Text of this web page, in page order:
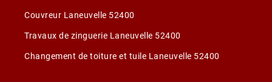
Couvreur Laneuvelle 52400
Travaux de zinguerie Laneuvelle 52400
Changement de toiture et tuile Laneuvelle 52400